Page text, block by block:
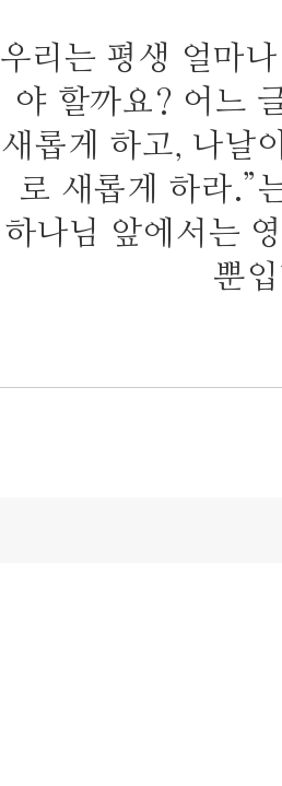
우리는 평생 얼마
야 할까요? 어느
새롭게 하고, 나날
로 새롭게 하라.”
하나님 앞에서는
뿐